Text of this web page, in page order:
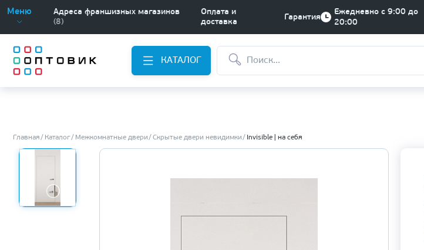
Меню
Адреса франшизных магазинов
(8)
Оплата и
доставка
Гарантия
Ежедневно с 9:00 до
20:00
КАТАЛОГ
Главная Каталог Межкомнатные двери Скрытые двери невидимки Invisible | на себя